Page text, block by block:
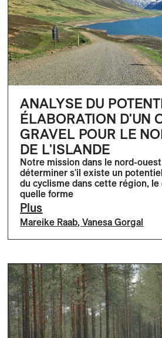
ANALYSE DU
ÉLABORATION D'UN
GRAVEL POUR LE
DE L'ISLANDE
Notre mission dans le nord-
déterminer s'il existe un
du cyclisme dans cette région, le
quelle forme
Plus
Mareike Raab,Vanesa Gorgal